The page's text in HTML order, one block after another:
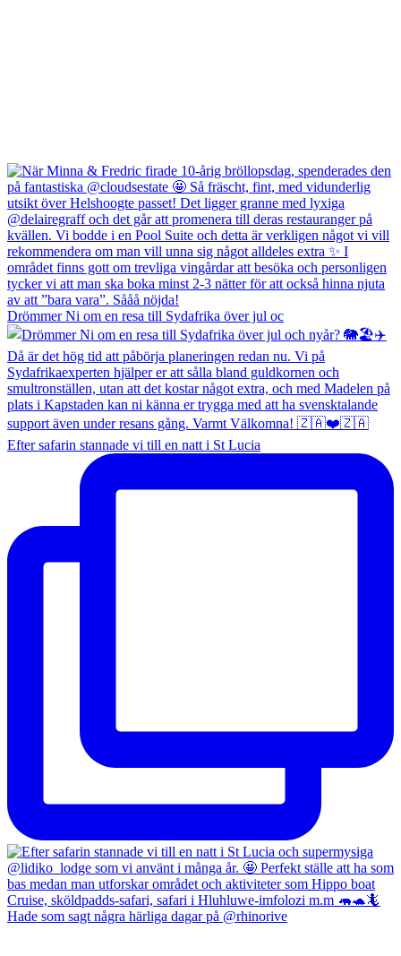
Drömmer Ni om en resa till Sydafrika över jul oc
Efter safarin stannade vi till en natt i St Lucia
Hade som sagt några härliga dagar på @rhinorive